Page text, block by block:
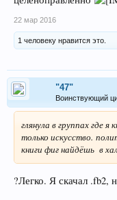
22 мар 2016
1 человеку нравится это.
"47"
Воинствующий
глянула в группах где
только искусство.
книги фиг найдёшь в
?Легко. Я скачал .fb2,